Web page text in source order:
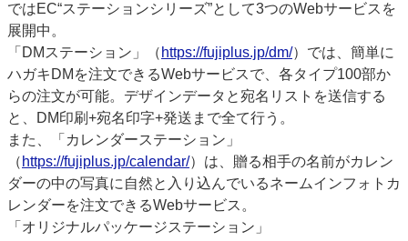
ではEC“ステーションシリーズ”として3つのWebサービスを
展開中。
「DMステーション」（ https://fujiplus.jp/dm/）では、簡単に
ハガキDMを注文できるWebサービスで、各タイプ100部か
らの注文が可能。デザインデータと宛名リストを送信する
と、DM印刷+宛名印字+発送まで全て行う。
また、「カレンダーステーション」
（ https://fujiplus.jp/calendar/）は、贈る相手の名前がカレン
ダーの中の写真に自然と入り込んでいるネームインフォトカ
レンダーを注文できるWebサービス。
「オリジナルパッケージステーション」